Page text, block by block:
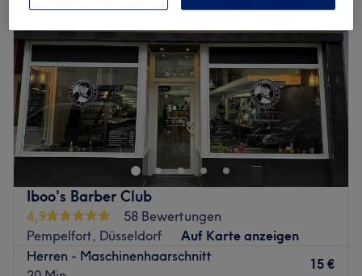
Donnerstag
10:00–19:00
Freitag
10:00–19:00
Samstag
10:00–14:00
Sonntag
Geschlossen
Einen wunderschönen Haarschnitt, neuartige
Strähnentechniken und nachhaltige Pflege – all das
bekommst du bei Sophie Haarkunst und Kosmetik mitten
in Düsseldorf! Hier steht die Gesundheit des Haares und
der Kopfhaut stets im Vordergrund und wird durch die
Verwendung hochwertiger Öle und Naturprodukte bei
jeder Behandlung gefördert. Buche jetzt deinen
Wunschtermin online auf Treatwell und lass dich
verwöhnen!
Iboo's Barber Club
4,9
58 Bewertungen
Pempelfort, Düsseldorf
Auf Karte anzeigen
Herren - Maschinenhaarschnitt
15 €